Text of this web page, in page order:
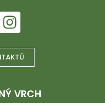
VRCH